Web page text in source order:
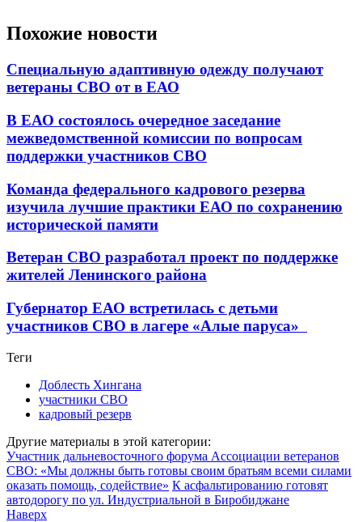
Похожие новости
Специальную адаптивную одежду получают
ветераны СВО от в ЕАО
В ЕАО состоялось очередное заседание
межведомственной комиссии по вопросам
поддержки участников СВО
Команда федерального кадрового резерва
изучила лучшие практики ЕАО по сохранению
исторической памяти
Ветеран СВО разработал проект по поддержке
жителей Ленинского района
Губернатор ЕАО встретилась с детьми
участников СВО в лагере «Алые паруса»
Теги
Доблесть Хингана
участники СВО
кадровый резерв
Другие материалы в этой категории:
Участник дальневосточного форума Ассоциации ветеранов
СВО: «Мы должны быть готовы своим братьям всеми силами
оказать помощь, содействие» К асфальтированию готовят
автодорогу по ул. Индустриальной в Биробиджане
Наверх